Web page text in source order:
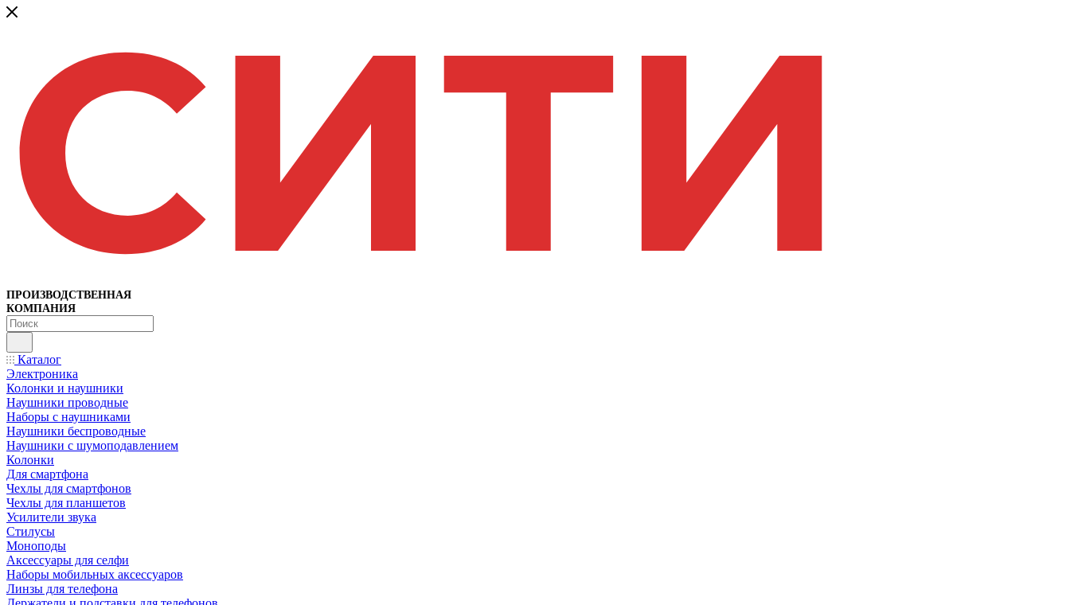
ПРОИЗВОДСТВЕННАЯ
КОМПАНИЯ
Каталог
Электроника
Колонки и наушники
Наушники проводные
Наборы с наушниками
Наушники беспроводные
Наушники с шумоподавлением
Колонки
Для смартфона
Чехлы для смартфонов
Чехлы для планшетов
Усилители звука
Стилусы
Моноподы
Аксессуары для селфи
Наборы мобильных аксессуаров
Линзы для телефона